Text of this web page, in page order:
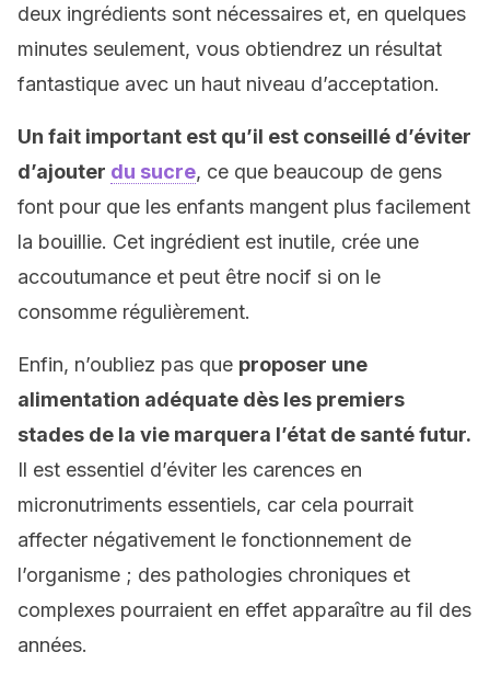
deux ingrédients sont nécessaires et, en quelques
minutes seulement, vous obtiendrez un résultat
fantastique avec un haut niveau d’acceptation.
Un fait important est qu’il est conseillé d’éviter
d’ajouter du sucre, ce que beaucoup de gens
font pour que les enfants mangent plus facilement
la bouillie. Cet ingrédient est inutile, crée une
accoutumance et peut être nocif si on le
consomme régulièrement.
Enfin, n’oubliez pas que proposer une
alimentation adéquate dès les premiers
stades de la vie marquera l’état de santé futur.
Il est essentiel d’éviter les carences en
micronutriments essentiels, car cela pourrait
affecter négativement le fonctionnement de
l’organisme ; des pathologies chroniques et
complexes pourraient en effet apparaître au fil des
années.